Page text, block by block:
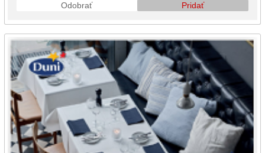
Odobrať Pridať